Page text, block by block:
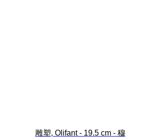
雕塑, Olifant - 19.5 cm - 穆